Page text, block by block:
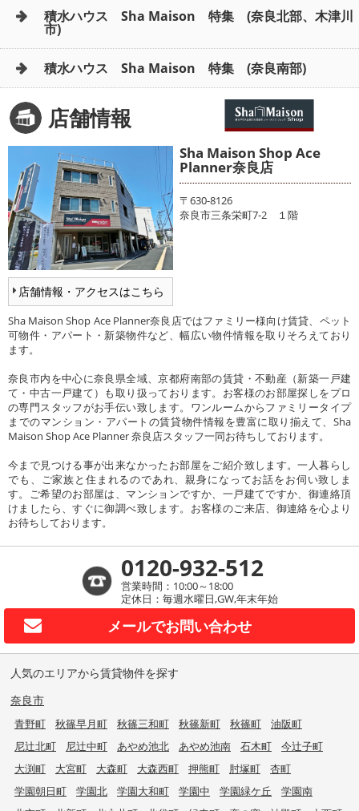
積水ハウス Sha Maison 特集 (奈良北部、木津川
市)
積水ハウス Sha Maison 特集 (奈良南部)
店舗情報
店舗情報・アクセスはこちら
Sha Maison Shop Ace
Planner奈良店
〒630-8126
奈良市三条栄町7-2 １階
Sha Maison Shop Ace Planner奈良店ではファミリー様向け賃貸、ペット
可物件・アパート・新築物件など、幅広い物件情報を取りそろえており
ます。
奈良市内を中心に奈良県全域、京都府南部の賃貸・不動産（新築一戸建
て・中古一戸建て）も取り扱っております。お客様のお部屋探しをプロ
の専門スタッフがお手伝い致します。ワンルームからファミリータイプ
までのマンション・アパートの賃貸物件情報を豊富に取り揃えて、Sha
Maison Shop Ace Planner 奈良店スタッフ一同お待ちしております。
今まで見つける事が出来なかったお部屋をご紹介致します。一人暮らし
でも、ご家族と住まれるのであれ、親身になってお話をお伺い致しま
す。ご希望のお部屋は、マンションですか、一戸建てですか、御連絡頂
けましたら、すぐに御調べ致します。お客様のご来店、御連絡を心より
お待ちしております。
0120-932-512
営業時間：10:00～18:00
定休日：毎週水曜日,GW,年末年始
メールでお問い合わせ
人気のエリアから賃貸物件を探す
奈良市
青野町 秋篠早月町 秋篠三和町 秋篠新町 秋篠町
油阪町
尼辻北町
尼辻中町 あやめ池北 あやめ池南 石木町
今辻子町
大渕町
大宮町 大森町 大森西町 押熊町 肘塚町
杏町
学園朝日町
学園北 学園大和町 学園中 学園緑ケ丘
学園南